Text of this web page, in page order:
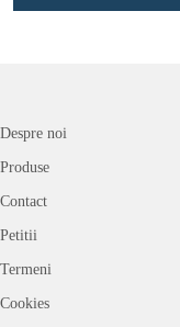
Despre noi
Produse
Contact
Petitii
Termeni
Cookies